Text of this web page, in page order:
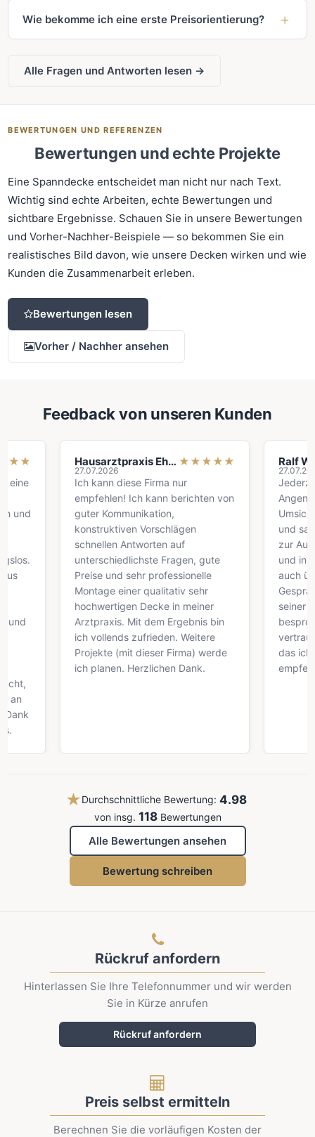
Wie bekomme ich eine erste Preisorientierung?
Alle Fragen und Antworten lesen →
BEWERTUNGEN UND REFERENZEN
Bewertungen und echte Projekte
Eine Spanndecke entscheidet man nicht nur nach Text.
Wichtig sind echte Arbeiten, echte Bewertungen und
sichtbare Ergebnisse. Schauen Sie in unsere Bewertungen
und Vorher-Nachher-Beispiele — so bekommen Sie ein
realistisches Bild davon, wie unsere Decken wirken und wie
Kunden die Zusammenarbeit erleben.
Bewertungen lesen
Vorher / Nachher ansehen
Feedback von unseren Kunden
Hausarztpraxis Ehrhardt
27.07.2026
★★ ★★★
Ich kann diese Firma nur
empfehlen! Ich kann berichten von
guter Kommunikation,
konstruktiven Vorschlägen
schnellen Antworten auf
unterschiedlichste Fragen, gute
Preise und sehr professionelle
Montage einer qualitativ sehr
hochwertigen Decke in meiner
Arztpraxis. Mit dem Ergebnis bin
ich vollends zufrieden. Weitere
Projekte (mit dieser Firma) werde
ich planen. Herzlichen Dank.
Ralf
27.07.2026
Jederzeit
Angenehme
Umsichtig
und sauber.
zur
und in
auch über
Gespräch
seiner Frau
besprochen.
das ich auf
empfehlen
★Durchschnittliche Bewertung: 4.98
von insg. 118Bewertungen
Alle Bewertungen ansehen
Bewertung schreiben
Rückruf anfordern
Hinterlassen Sie Ihre Telefonnummer und wir werden
Sie in Kürze anrufen
Rückruf anfordern
Preis selbst ermitteln
Berechnen Sie die vorläufigen Kosten der